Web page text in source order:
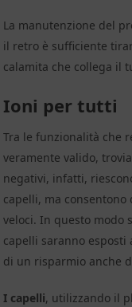
La manutenzione del
il retro è sufficiente
calamita che collega il
Ioni per tutti
Tra le funzionalità che
veramente valido,
negativi, infatti,
capelli, ma
veloci. In questo modo
capelli saranno esposti
di un risparmio anche
I capelli, utilizzando il